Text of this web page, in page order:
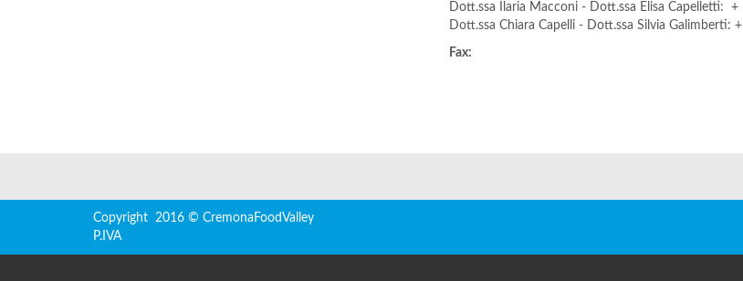
Dott.ssa Ilaria Macconi - Dott.ssa Elisa Capelletti: +
Dott.ssa Chiara Capelli - Dott.ssa Silvia Galimberti: +
Fax:
Copyright 2016 © CremonaFoodValley
P.IVA